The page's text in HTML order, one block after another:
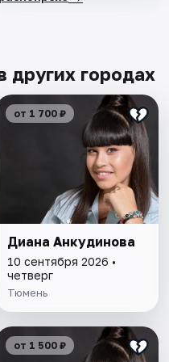
других городах
от 1 700 ₽
Диана Анкудинова
10 сентября 2026 •
четверг
Тюмень
от 1 500 ₽